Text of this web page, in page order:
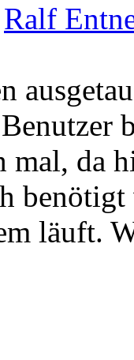
Ralf
mal, da
läuft.